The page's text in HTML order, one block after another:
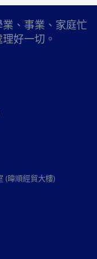
、事業、家庭忙
好一切。
(暐順經貿大樓)